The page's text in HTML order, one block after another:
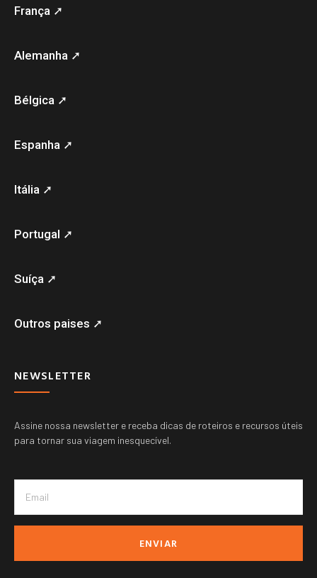
França ➚
Alemanha ➚
Bélgica ➚
Espanha ➚
Itália ➚
Portugal ➚
Suíça ➚
Outros paises ➚
NEWSLETTER
Assine nossa newsletter e receba dicas de roteiros e recursos úteis
para tornar sua viagem inesquecível.
ENVIAR